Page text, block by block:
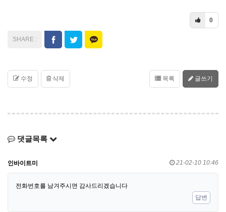
0
수정 삭제 목록 글쓰기
댓글목록
인바이트미 21-02-10 10:46
전화번호를 남겨주시면 감사드리겠습니다
답변